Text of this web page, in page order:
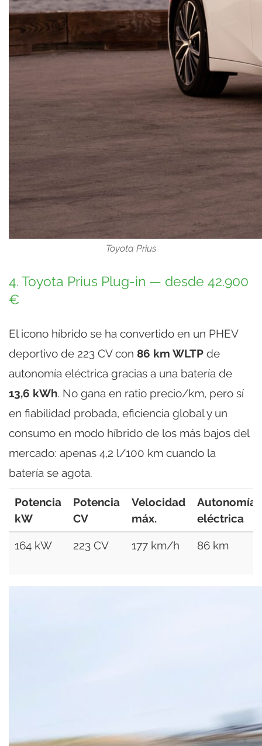
Toyota Prius
4. Toyota Prius Plug-in — desde 42.900
€
El icono híbrido se ha convertido en un PHEV
deportivo de 223 CV con 86 km WLTP de
autonomía eléctrica gracias a una batería de
13,6 kWh. No gana en ratio precio/km, pero sí
en fiabilidad probada, eficiencia global y un
consumo en modo híbrido de los más bajos del
mercado: apenas 4,2 l/100 km cuando la
batería se agota.
Potencia
kW
Potencia
CV
Velocidad
máx.
Autonomía
eléctrica
164 kW 223 CV 177 km/h 86 km